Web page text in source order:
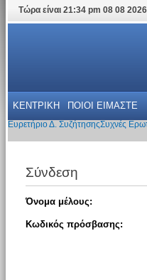
Τώρα είναι 21:34 pm 08 08 2026
ΚΕΝΤΡΙΚΗ ΠΟΙΟΙ ΕΙΜΑΣΤΕ
Ευρετήριο Δ. ΣυζήτησηςΣυχνές
Σύνδεση
Όνομα μέλους:
Κωδικός πρόσβασης: